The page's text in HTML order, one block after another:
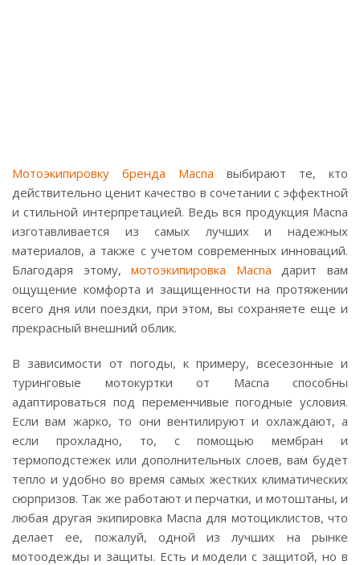
Мотоэкипировку бренда Macna выбирают те, кто
действительно ценит качество в сочетании с эффектной
и стильной интерпретацией. Ведь вся продукция Macna
изготавливается из самых лучших и надежных
материалов, а также с учетом современных инноваций.
Благодаря этому,мотоэкипировка Macna дарит вам
ощущение комфорта и защищенности на протяжении
всего дня или поездки, при этом, вы сохраняете еще и
прекрасный внешний облик.
В зависимости от погоды, к примеру, всесезонные и
туринговые мотокуртки от Macna способны
адаптироваться под переменчивые погодные условия.
Если вам жарко, то они вентилируют и охлаждают, а
если прохладно, то, с помощью мембран и
термоподстежек или дополнительных слоев, вам будет
тепло и удобно во время самых жестких климатических
сюрпризов. Так же работают и перчатки, и мотоштаны, и
любая другая экипировка Macna для мотоциклистов, что
делает ее, пожалуй, одной из лучших на рынке
мотоодежды и защиты. Есть и модели с защитой, но в